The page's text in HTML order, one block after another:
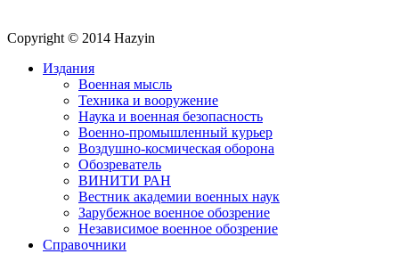
Copyright © 2014 Hazyin
Издания
Военная мысль
Техника и вооружение
Наука и военная безопасность
Военно-промышленный курьер
Воздушно-космическая оборона
Обозреватель
ВИНИТИ РАН
Вестник академии военных наук
Зарубежное военное обозрение
Независимое военное обозрение
Справочники